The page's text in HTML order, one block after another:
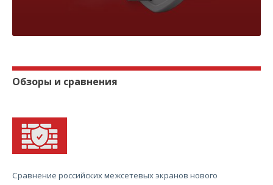
Обзоры и сравнения
Сравнение российских межсетевых экранов нового